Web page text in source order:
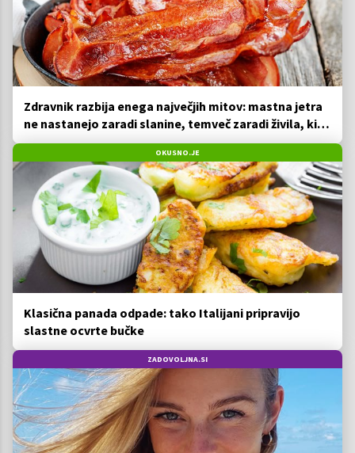
Zdravnik razbija enega največjih mitov: mastna jetra
ne nastanejo zaradi slanine, temveč zaradi živila, ki
ga imamo vsi radi
OKUSNO.JE
Klasična panada odpade: tako Italijani pripravijo
slastne ocvrte bučke
ZADOVOLJNA.SI